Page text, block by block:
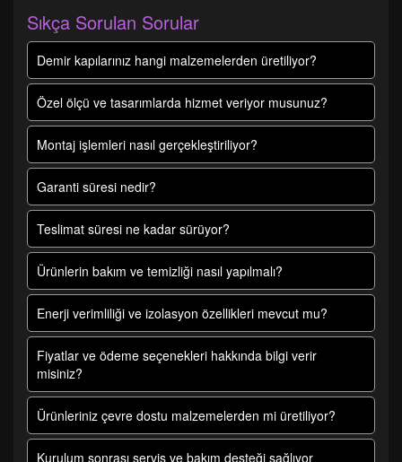
Sıkça Sorulan Sorular
Demir kapılarınız hangi malzemelerden üretiliyor?
Özel ölçü ve tasarımlarda hizmet veriyor musunuz?
Montaj işlemleri nasıl gerçekleştiriliyor?
Garanti süresi nedir?
Teslimat süresi ne kadar sürüyor?
Ürünlerin bakım ve temizliği nasıl yapılmalı?
Enerji verimliliği ve izolasyon özellikleri mevcut mu?
Fiyatlar ve ödeme seçenekleri hakkında bilgi verir
misiniz?
Ürünleriniz çevre dostu malzemelerden mi üretiliyor?
Kurulum sonrası servis ve bakım desteği sağlıyor